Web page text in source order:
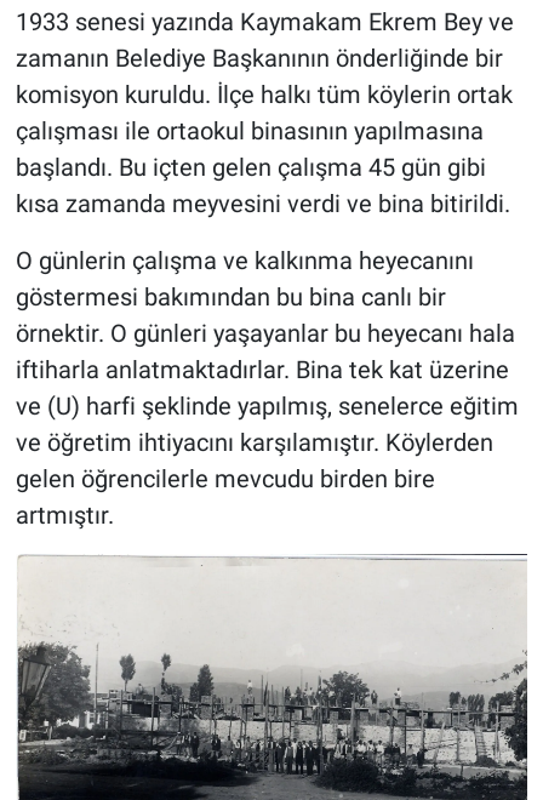
1933 senesi yazında Kaymakam Ekrem Bey ve
zamanın Belediye Başkanının önderliğinde bir
komisyon kuruldu. İlçe halkı tüm köylerin ortak
çalışması ile ortaokul binasının yapılmasına
başlandı. Bu içten gelen çalışma 45 gün gibi
kısa zamanda meyvesini verdi ve bina bitirildi.
O günlerin çalışma ve kalkınma heyecanını
göstermesi bakımından bu bina canlı bir
örnektir. O günleri yaşayanlar bu heyecanı hala
iftiharla anlatmaktadırlar. Bina tek kat üzerine
ve (U) harfi şeklinde yapılmış, senelerce eğitim
ve öğretim ihtiyacını karşılamıştır. Köylerden
gelen öğrencilerle mevcudu birden bire
artmıştır.